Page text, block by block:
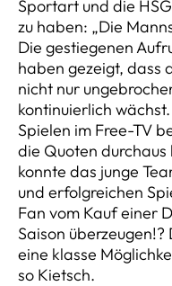
Sportart und die
zu haben: „Die
Die gestiegenen
haben gezeigt, dass
nicht nur
kontinuierlich
Spielen im Free-TV
die Quoten
konnte das junge
und erfolgreichen
Fan vom Kauf einer
Saison
eine klasse
so Kietsch.